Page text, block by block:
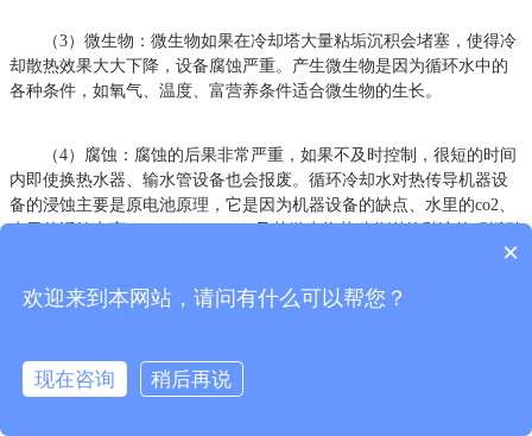
（3）微生物：微生物如果在冷却塔大量粘垢沉积会堵塞，使得冷
却散热效果大大下降，设备腐蚀严重。产生微生物是因为循环水中的
各种条件，如氧气、温度、富营养条件适合微生物的生长。
（4）腐蚀：腐蚀的后果非常严重，如果不及时控制，很短的时间
内即使换热水器、输水管设备也会报废。循环冷却水对热传导机器设
备的浸蚀主要是原电池原理，它是因为机器设备的缺点、水里的co2、
×
欢迎来到本网站，请问有什么可以帮您？
现在咨询 稍后再说